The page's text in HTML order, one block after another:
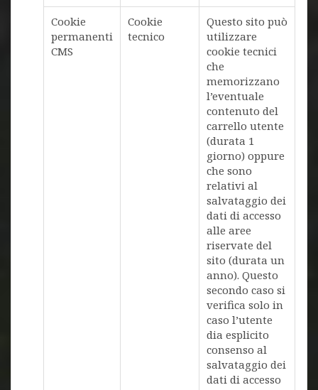
Cookie
permanenti
CMS
Cookie
tecnico
Questo sito può
utilizzare
cookie tecnici
che
memorizzano
l’eventuale
contenuto del
carrello utente
(durata 1
giorno) oppure
che sono
relativi al
salvataggio dei
dati di accesso
alle aree
riservate del
sito (durata un
anno). Questo
secondo caso si
verifica solo in
caso l’utente
dia esplicito
consenso al
salvataggio dei
dati di accesso